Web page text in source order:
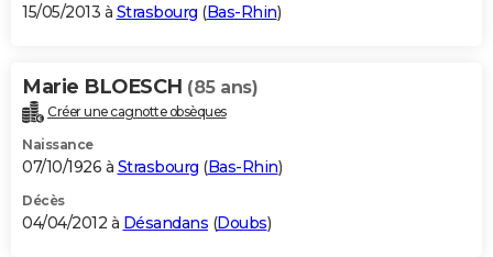
15/05/2013 à Strasbourg (Bas-Rhin)
Marie BLOESCH (85 ans)
Créer une cagnotte obsèques
Naissance
07/10/1926 à Strasbourg (Bas-Rhin)
Décès
04/04/2012 à Désandans (Doubs)